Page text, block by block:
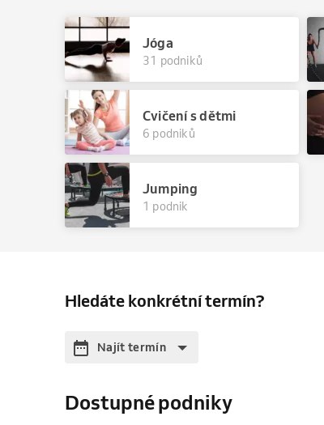
Jóga
31 podniků
Cvičení s dětmi
6 podniků
Jumping
1 podnik
Hledáte konkrétní termín?
Najít termín
Dostupné podniky